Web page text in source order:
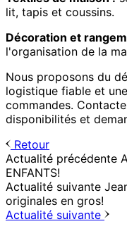
lit, tapis et coussins.
Décoration et
l'organisation de la
Nous proposons du
logistique fiable et
commandes.
disponibilités et
Retour
Actualité précédente
ENFANTS!
Actualité suivante
originales en gros!
Actualité suivante